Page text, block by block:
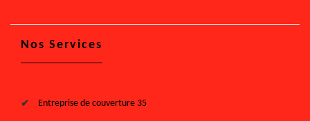
Nos Services
Entreprise de couverture 35